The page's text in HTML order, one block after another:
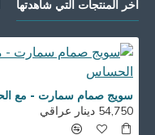
أخر المنتجات التي شاهدتها
54,750 دينار عراقي